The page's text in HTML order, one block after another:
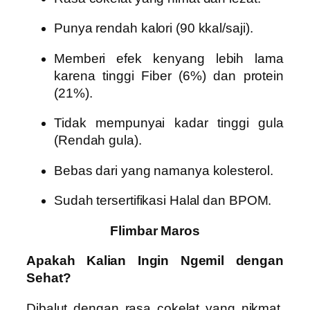
Punya rendah kalori (90 kkal/saji).
Memberi efek kenyang lebih lama
karena tinggi Fiber (6%) dan protein
(21%).
Tidak mempunyai kadar tinggi gula
(Rendah gula).
Bebas dari yang namanya kolesterol.
Sudah tersertifikasi Halal dan BPOM.
Flimbar Maros
Apakah Kalian Ingin Ngemil dengan
Sehat?